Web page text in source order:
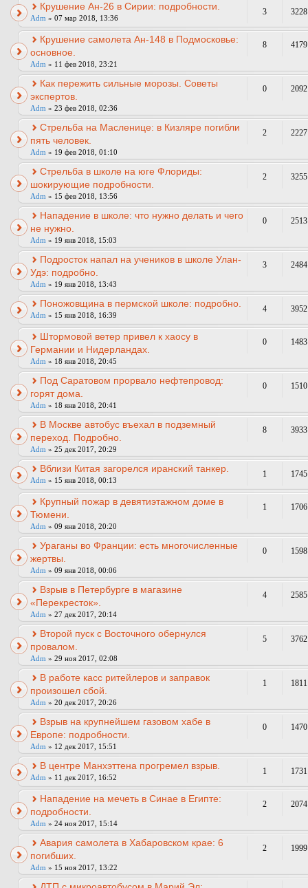
Крушение Ан-26 в Сирии: подробности.
Adm » 07 мар 2018, 13:36
3 3228
Крушение самолета Ан-148 в Подмосковье:
основное.
Adm » 11 фев 2018, 23:21
8 4179
Как пережить сильные морозы. Советы
экспертов.
Adm » 23 фев 2018, 02:36
0 2092
Стрельба на Масленице: в Кизляре погибли
пять человек.
Adm » 19 фев 2018, 01:10
2 2227
Cтрельба в школе на юге Флориды:
шокирующие подробности.
Adm » 15 фев 2018, 13:56
2 3255
Нападение в школе: что нужно делать и чего
не нужно.
Adm » 19 янв 2018, 15:03
0 2513
Подросток напал на учеников в школе Улан-
Удэ: подробно.
Adm » 19 янв 2018, 13:43
3 2484
Поножовщина в пермской школе: подробно.
Adm » 15 янв 2018, 16:39
4 3952
Штормовой ветер привел к хаосу в
Германии и Нидерландах.
Adm » 18 янв 2018, 20:45
0 1483
Под Саратовом прорвало нефтепровод:
горят дома.
Adm » 18 янв 2018, 20:41
0 1510
В Москве автобус въехал в подземный
переход. Подробно.
Adm » 25 дек 2017, 20:29
8 3933
Вблизи Китая загорелся иранский танкер.
Adm » 15 янв 2018, 00:13
1 1745
Крупный пожар в девятиэтажном доме в
Тюмени.
Adm » 09 янв 2018, 20:20
1 1706
Ураганы во Франции: есть многочисленные
жертвы.
Adm » 09 янв 2018, 00:06
0 1598
Взрыв в Петербурге в магазине
«Перекресток».
Adm » 27 дек 2017, 20:14
4 2585
Второй пуск с Восточного обернулся
провалом.
Adm » 29 ноя 2017, 02:08
5 3762
В работе касс ритейлеров и заправок
произошел сбой.
Adm » 20 дек 2017, 20:26
1 1811
Взрыв на крупнейшем газовом хабе в
Европе: подробности.
Adm » 12 дек 2017, 15:51
0 1470
В центре Манхэттена прогремел взрыв.
Adm » 11 дек 2017, 16:52
1 1731
Нападение на мечеть в Синае в Египте:
подробности.
Adm » 24 ноя 2017, 15:14
2 2074
Авария самолета в Хабаровском крае: 6
погибших.
Adm » 15 ноя 2017, 13:22
2 1999